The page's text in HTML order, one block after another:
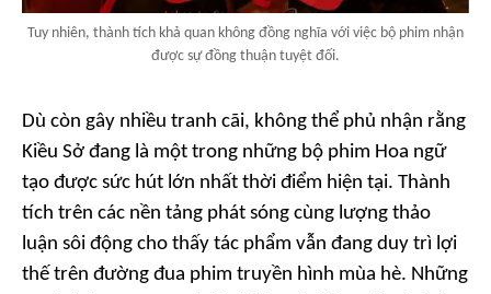
Tuy nhiên, thành tích khả quan không đồng nghĩa với việc bộ phim nhận
được sự đồng thuận tuyệt đối.
Dù còn gây nhiều tranh cãi, không thể phủ nhận rằng
Kiều Sở đang là một trong những bộ phim Hoa ngữ
tạo được sức hút lớn nhất thời điểm hiện tại. Thành
tích trên các nền tảng phát sóng cùng lượng thảo
luận sôi động cho thấy tác phẩm vẫn đang duy trì lợi
thế trên đường đua phim truyền hình mùa hè. Những